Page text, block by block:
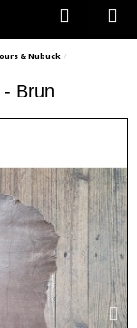
& Nubuck
- Brun